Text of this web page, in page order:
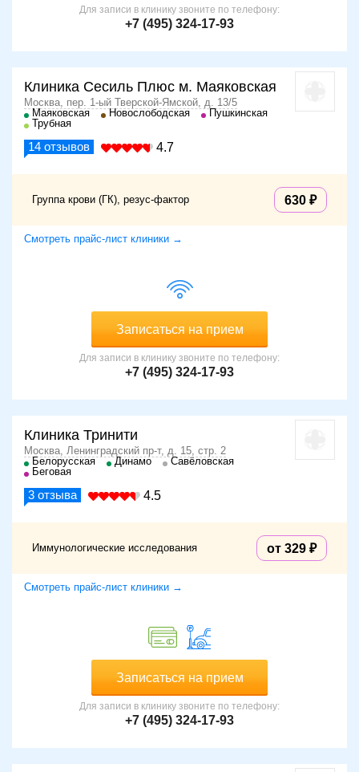
Для записи в клинику звоните по телефону:
+7 (495) 324-17-93
Клиника Сесиль Плюс м. Маяковская
Москва, пер. 1-ый Тверской-Ямской, д. 13/5
Маяковская
Новослободская
Пушкинская
Трубная
14 отзывов 4.7
Группа крови (ГК), резус-фактор 630
Смотреть прайс-лист клиники →
Записаться на прием
Для записи в клинику звоните по телефону:
+7 (495) 324-17-93
Клиника Тринити
Москва, Ленинградский пр-т, д. 15, стр. 2
Белорусская
Динамо
Савёловская
Беговая
3 отзыва 4.5
Иммунологические исследования от 329
Смотреть прайс-лист клиники →
Записаться на прием
Для записи в клинику звоните по телефону:
+7 (495) 324-17-93